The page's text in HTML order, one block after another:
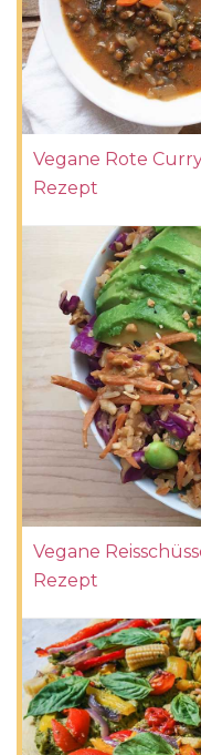
Vegane Rote
Rezept
Vegane
Rezept